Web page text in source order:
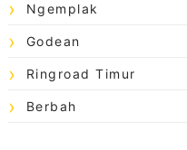
Ngemplak
Godean
Ringroad Timur
Berbah